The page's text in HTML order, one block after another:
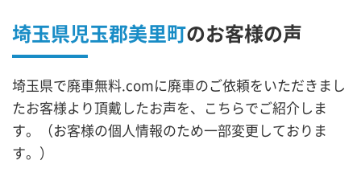
埼玉県児玉郡美里町のお客様の声
埼玉県で廃車無料.comに廃車のご依頼をいただきまし
たお客様より頂戴したお声を、こちらでご紹介しま
す。（お客様の個人情報のため一部変更しておりま
す。）